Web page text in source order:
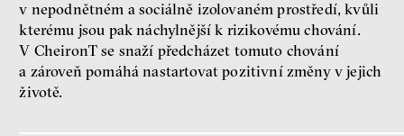
Kateřina Smejkalová
nerovnost ekonomika
v nepodnětném a sociálně izolovaném prostředí, kvůli
kterému jsou pak náchylnější k rizikovému chování.
V CheironT se snaží předcházet tomuto chování
a zároveň pomáhá nastartovat pozitivní změny v jejich
životě.